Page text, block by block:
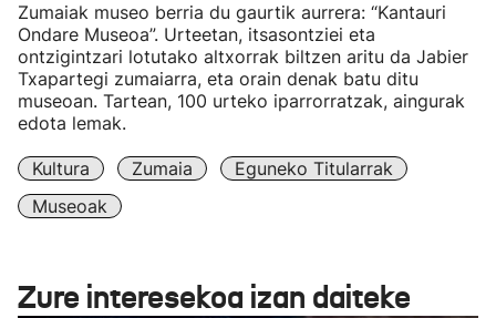
Zumaiak museo berria du gaurtik aurrera: “Kantauri
Ondare Museoa”. Urteetan, itsasontziei eta
ontzigintzari lotutako altxorrak biltzen aritu da Jabier
Txapartegi zumaiarra, eta orain denak batu ditu
museoan. Tartean, 100 urteko iparrorratzak, aingurak
edota lemak.
Kultura Zumaia
Eguneko Titularrak
Museoak
Zure interesekoa izan daiteke